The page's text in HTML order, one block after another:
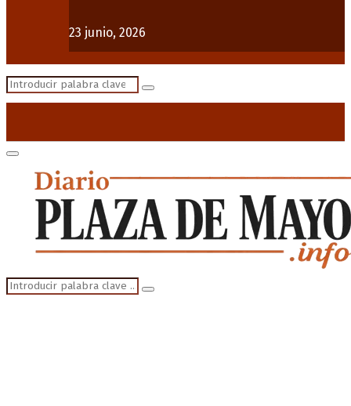
23 junio, 2026
Search
Search
Primary
Menu
Search
for:
Search